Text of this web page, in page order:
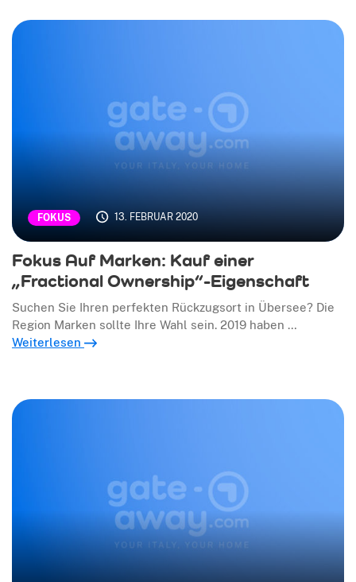
FOKUS 13. FEBRUAR 2020
Fokus Auf Marken: Kauf einer
„Fractional Ownership“-Eigenschaft
Suchen Sie Ihren perfekten Rückzugsort in Übersee? Die
Region Marken sollte Ihre Wahl sein. 2019 haben …
Weiterlesen